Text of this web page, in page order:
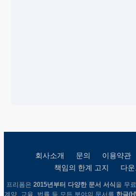
회사소개 문의 이용약관
책임의 한계 고지
다
프리폼은 2015년부터 다양한 문서 서식 을 무
계약, 교육, 법률 등 모든 분야의 문서를 한글